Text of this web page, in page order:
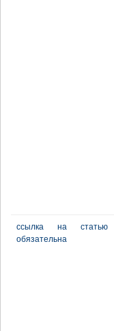
ссылка на статью
обязательна